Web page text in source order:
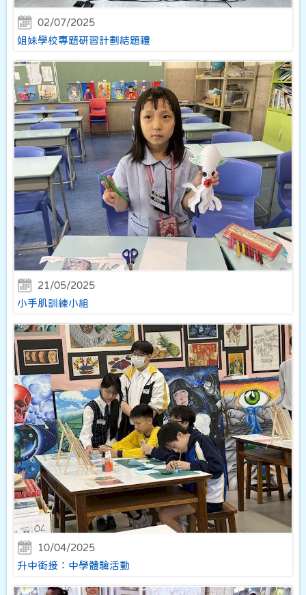
02/07/2025
姐妹學校專題研習計劃結題禮
21/05/2025
小手肌訓練小組
10/04/2025
升中銜接：中學體驗活動